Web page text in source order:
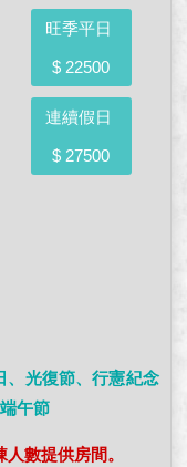
旺季平日
$ 22500
連續假日
$ 27500
、光復節、行憲紀念
午節
數提供房間。